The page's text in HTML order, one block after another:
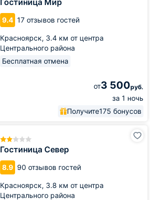
Гостиница Мир
9.4 17 отзывов гостей
Красноярск, 3.4 км от центра
Центрального района
Бесплатная отмена
от3 500руб.
за 1 ночь
Получите175 бонусов
Гостиница Север
8.9 90 отзывов гостей
Красноярск, 3.8 км от центра
Центрального района